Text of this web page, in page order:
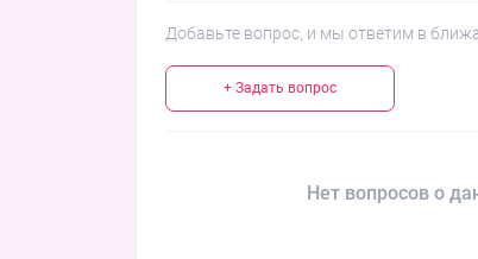
Добавьте вопрос, и мы ответим в
+ Задать вопрос
Нет вопросов о